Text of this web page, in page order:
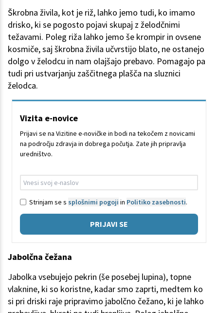
Škrobna živila, kot je riž, lahko jemo tudi, ko imamo
drisko, ki se pogosto pojavi skupaj z želodčnimi
težavami. Poleg riža lahko jemo še krompir in ovsene
kosmiče, saj škrobna živila učvrstijo blato, ne ostanejo
dolgo v želodcu in nam olajšajo prebavo. Pomagajo pa
tudi pri ustvarjanju zaščitnega plašča na sluznici
želodca.
Vizita e-novice
Prijavi se na Vizitine e-novičke in bodi na tekočem z novicami
na področju zdravja in dobrega počutja. Zate jih pripravlja
uredništvo.
Strinjam se s splošnimi pogoji in Politiko zasebnosti.
PRIJAVI SE
Jabolčna čežana
Jabolka vsebujejo pekrin (še posebej lupina), topne
vlaknine, ki so koristne, kadar smo zaprti, medtem ko
si pri driski raje pripravimo jabolčno čežano, ki je lahko